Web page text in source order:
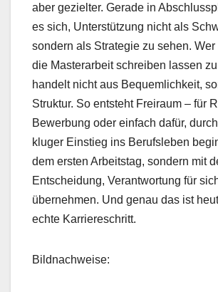
aber gezielter. Gerade in
es sich, Unterstützung nicht als
sondern als Strategie zu sehen. Wer
die Masterarbeit schreiben lassen
handelt nicht aus Bequemlichkeit,
Struktur. So entsteht Freiraum – für
Bewerbung oder einfach dafür,
kluger Einstieg ins Berufsleben
dem ersten Arbeitstag, sondern mit
Entscheidung, Verantwortung für
übernehmen. Und genau das ist
echte Karriereschritt.
Bildnachweise: